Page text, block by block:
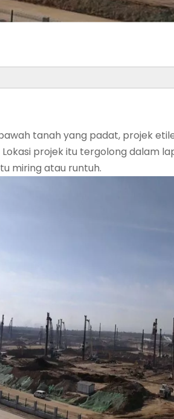
tanah yang padat, projek
projek itu tergolong dalam
miring atau runtuh.